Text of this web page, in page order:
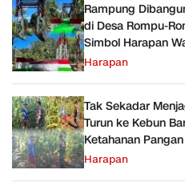
Rampung
di Desa Rompu-
Simbol Harapan
Harapan
Tak Sekadar
Turun ke Kebun
Ketahanan Pangan
Harapan